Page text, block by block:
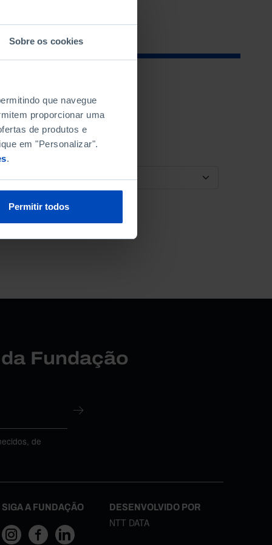
Sobre os cookies
que navegue
proporcionar uma
de produtos e
em "Personalizar".
.
Permitir todos
ORDENAR POR
Fundação
de
SIGA A FUNDAÇÃO DESENVOLVIDO POR
NTT DATA